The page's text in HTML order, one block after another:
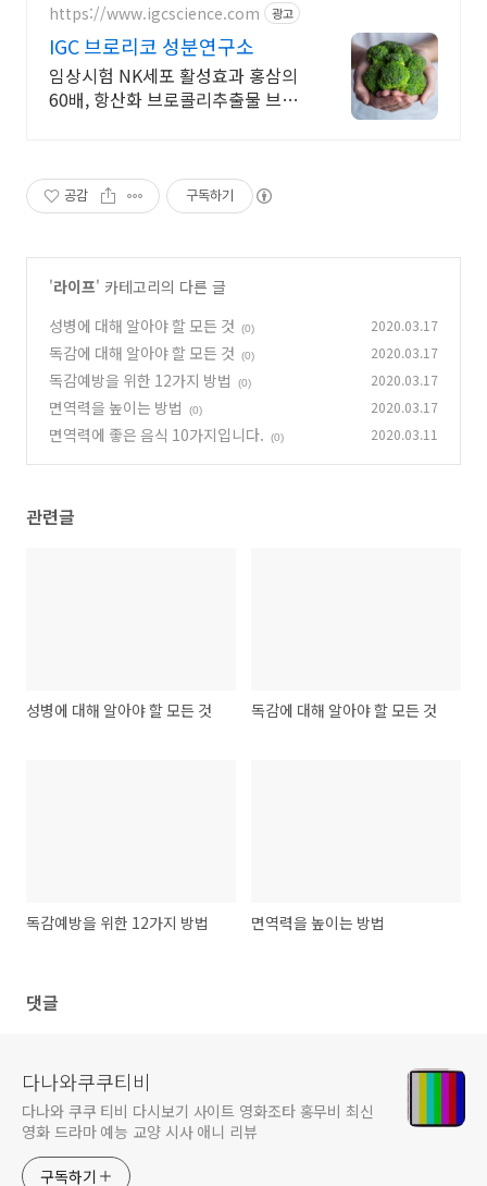
https://www.igcscience.com 광고
IGC 브로리코 성분연구소
임상시험 NK세포 활성효과 홍삼의
60배, 항산화 브로콜리추출물 브로
공감 구독하기
'라이프' 카테고리의 다른 글
성병에 대해 알아야 할 모든 것
(0) 2020.03.17
독감에 대해 알아야 할 모든 것 (0) 2020.03.17
독감예방을 위한 12가지 방법 (0) 2020.03.17
면역력을 높이는 방법 (0) 2020.03.17
면역력에 좋은 음식 10가지입니다. (0) 2020.03.11
관련글
성병에 대해 알아야 할 모든 것 독감에 대해 알아야 할 모든 것
독감예방을 위한 12가지 방법 면역력을 높이는 방법
댓글
다나와쿠쿠티비
다나와 쿠쿠 티비 다시보기 사이트 영화조타 홍무비 최신
영화 드라마 예능 교양 시사 애니 리뷰
구독하기